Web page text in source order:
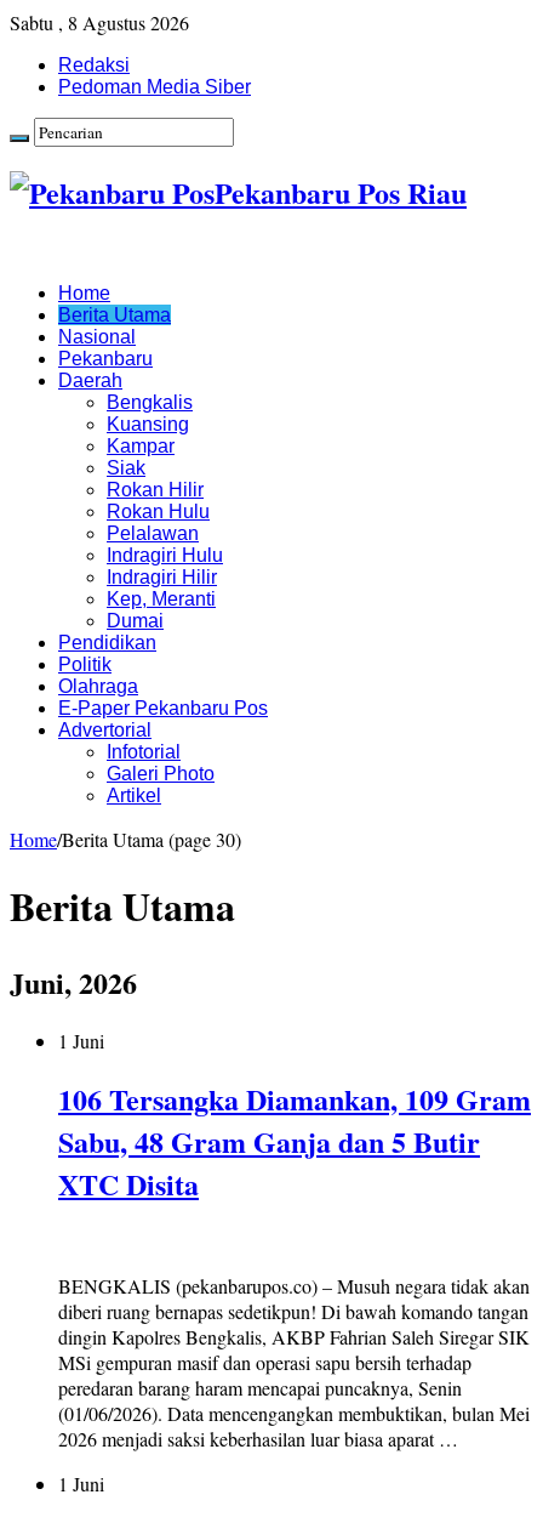
Sabtu , 8 Agustus 2026
Redaksi
Pedoman Media Siber
Pekanbaru Pos Riau
Home
Berita Utama
Nasional
Pekanbaru
Daerah
Bengkalis
Kuansing
Kampar
Siak
Rokan Hilir
Rokan Hulu
Pelalawan
Indragiri Hulu
Indragiri Hilir
Kep, Meranti
Dumai
Pendidikan
Politik
Olahraga
E-Paper Pekanbaru Pos
Advertorial
Infotorial
Galeri Photo
Artikel
Home/Berita Utama (page 30)
Berita Utama
Juni, 2026
1 Juni
106 Tersangka Diamankan, 109 Gram
Sabu, 48 Gram Ganja dan 5 Butir
XTC Disita
BENGKALIS (pekanbarupos.co) – Musuh negara tidak akan
diberi ruang bernapas sedetikpun! Di bawah komando tangan
dingin Kapolres Bengkalis, AKBP Fahrian Saleh Siregar SIK
MSi gempuran masif dan operasi sapu bersih terhadap
peredaran barang haram mencapai puncaknya, Senin
(01/06/2026). Data mencengangkan membuktikan, bulan Mei
2026 menjadi saksi keberhasilan luar biasa aparat …
1 Juni